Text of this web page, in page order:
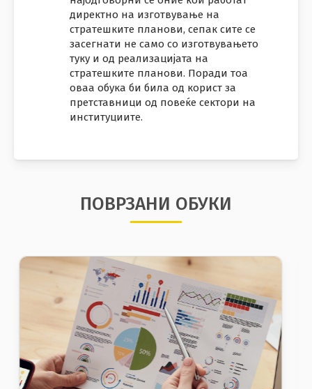
директно на изготвување на
стратешките планови, сепак сите се
засегнати не само со изготвувањето
туку и од реализацијата на
стратешките планови. Поради тоа
оваа обука би била од корист за
претставници од повеќе сектори на
институциите.
ПОВРЗАНИ ОБУКИ